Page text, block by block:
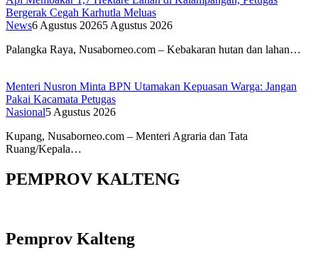
Bergerak Cegah Karhutla Meluas
News6 Agustus 20265 Agustus 2026
Palangka Raya, Nusaborneo.com – Kebakaran hutan dan lahan…
Menteri Nusron Minta BPN Utamakan Kepuasan Warga: Jangan
Pakai Kacamata Petugas
Nasional5 Agustus 2026
Kupang, Nusaborneo.com – Menteri Agraria dan Tata
Ruang/Kepala…
PEMPROV KALTENG
Pemprov Kalteng